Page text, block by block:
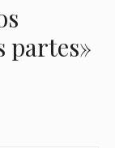
partes»